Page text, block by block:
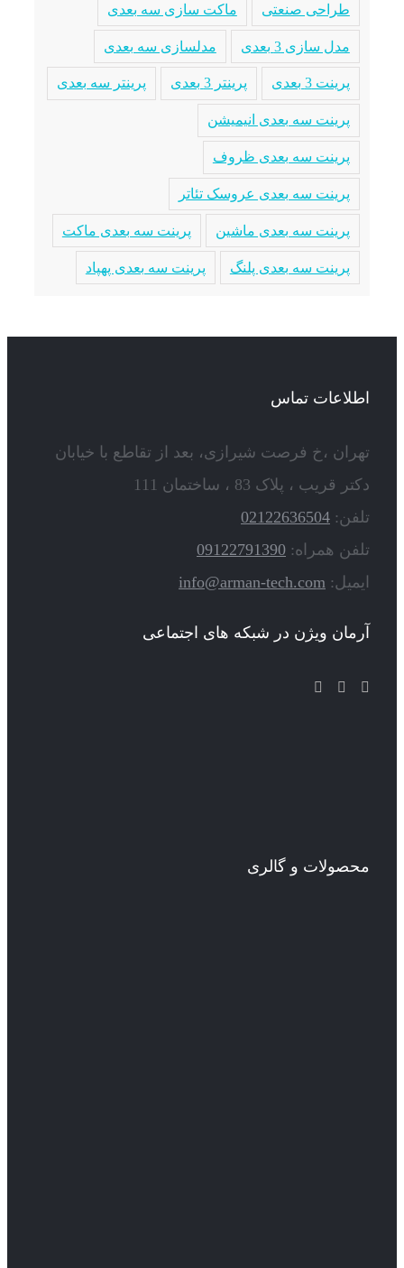
طراحی صنعتی ماکت سازی سه بعدی
مدل سازی 3 بعدی مدلسازی سه بعدی
پرینت 3 بعدی پرینتر 3 بعدی پرینتر سه بعدی
پرینت سه بعدی انیمیشن
پرینت سه بعدی ظروف
پرینت سه بعدی عروسک تئاتر
پرینت سه بعدی ماشین پرینت سه بعدی ماکت
پرینت سه بعدی پلنگ پرینت سه بعدی پهپاد
اطلاعات تماس
تهران ،خ فرصت شیرازی، بعد از تقاطع با خیابان
دکتر قریب ، پلاک 83 ، ساختمان 111
تلفن: 02122636504
تلفن همراه: 09122791390
ایمیل: info@arman-tech.com
آرمان ویژن در شبکه های اجتماعی
محصولات و گالری